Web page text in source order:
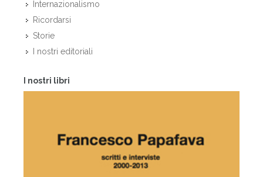
Internazionalismo
Ricordarsi
Storie
I nostri editoriali
I nostri libri